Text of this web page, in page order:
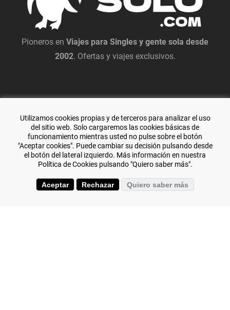
Pioneros en Viajes para Singles y gente sola desde
2002. Ofertas y viajes exclusivos.
Especialistas en viajes de aventura yEl Transiberiano
Utilizamos cookies propias y de terceros para analizar el uso
del sitio web. Solo cargaremos las cookies básicas de
funcionamiento mientras usted no pulse sobre el botón
"Aceptar cookies". Puede cambiar su decisión pulsando desde
el botón del lateral izquierdo. Más información en nuestra
Política de Cookies pulsando "Quiero saber más".
Aceptar Rechazar Quiero saber más